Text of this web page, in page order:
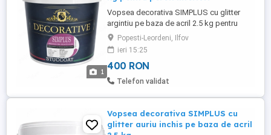
1
Vopsea decorativa SIMPLUS cu glitter
argintiu pe baza de acril 2.5 kg pentru
pereti interiori finisaj premium STUCCOAT
Vopsea decorativa SIMPLUS cu glitter
argintiu este alegerea ideala pentru cei
care isi doresc un finisaj modern, elegant
si luminos pentru peretii interiori. Formula
Popesti-Leordeni, Ilfov
ieri 15:25
400 RON
Telefon validat
Vopsea decorativa SIMPLUS cu
glitter auriu inchis pe baza de acril